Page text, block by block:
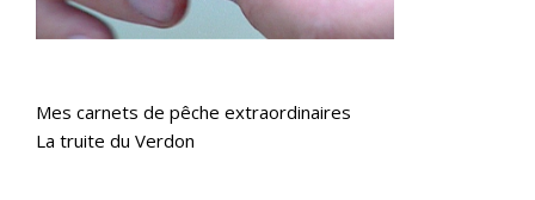
Mes carnets de pêche extraordinaires
La truite du Verdon